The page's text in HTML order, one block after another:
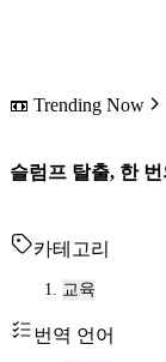
📼 Trending Now
슬럼프 탈출, 한 번
카테고리
교육
번역 언어